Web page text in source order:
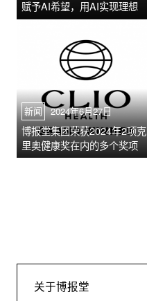
赋予AI希望，用AI实现理想
新闻 2024年6月27日
博报堂集团荣获2024年2项克
里奥健康奖在内的多个奖项
关于博报堂